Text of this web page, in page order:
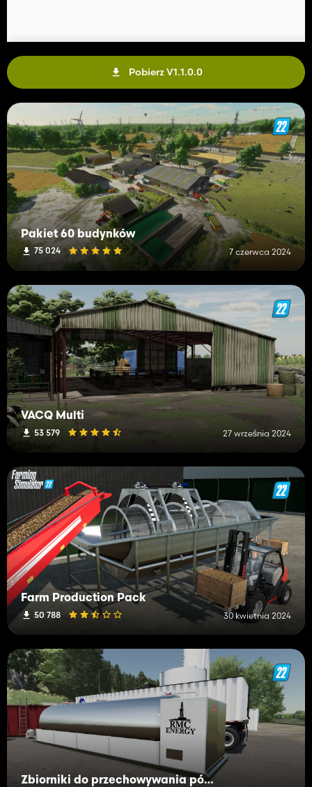
Pobierz V1.1.0.0
Pakiet 60 budynków
75 024 7 czerwca 2024
VACQ Multi
53 579 27 września 2024
Farm Production Pack
50 788 30 kwietnia 2024
Zbiorniki do przechowywania pól naftowych